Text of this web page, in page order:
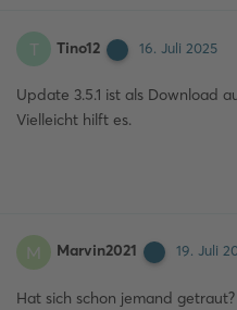
T Tino12 16. Juli 2025
Update 3.5.1 ist als Download
Vielleicht hilft es.
M Marvin2021 19. Juli
Hat sich schon jemand getraut?